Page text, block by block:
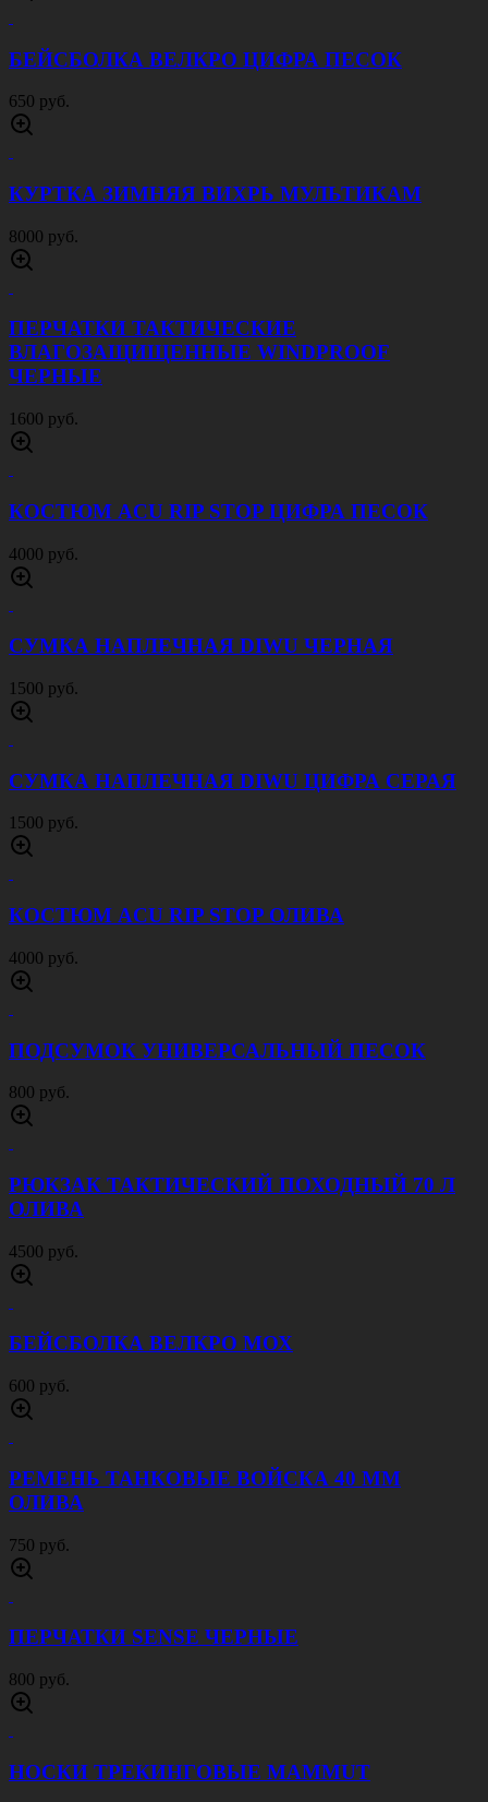
1500 руб.
СУМКА НАПЛЕЧНАЯ DIWU ЦИФРА СЕРАЯ
1500 руб.
КОСТЮМ ACU RIP STOP ОЛИВА
4000 руб.
ПОДСУМОК УНИВЕРСАЛЬНЫЙ ПЕСОК
800 руб.
РЮКЗАК ТАКТИЧЕСКИЙ ПОХОДНЫЙ 70 Л
ОЛИВА
4500 руб.
БЕЙСБОЛКА ВЕЛКРО МОХ
600 руб.
РЕМЕНЬ ТАНКОВЫЕ ВОЙСКА 40 ММ
ОЛИВА
750 руб.
ПЕРЧАТКИ SENSE ЧЕРНЫЕ
800 руб.
НОСКИ ТРЕКИНГОВЫЕ MAMMUT
500 руб.
КУРТКА СОФТШЕЛЛ ПАТРИОТ ПЕСОК
4500 руб.
КРОССОВКИ MAGNUM M-PACT ПЕСОК
4000 руб.
БРЮКИ БОЕВЫЕ ЛЕГАТ ЦИФРА ЗЕЛЕНАЯ
5000 руб.
КОСТЮМ ACU RIP STOP FLECTARN ARID
4000 руб.
КРОССОВКИ LAX630 ЧЕРНЫЙ